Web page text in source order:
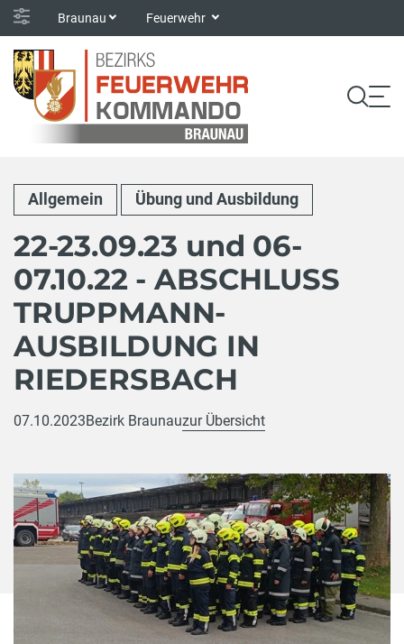
Braunau Feuerwehr
Allgemein Übung und Ausbildung
22-23.09.23 und 06-
07.10.22 - ABSCHLUSS
TRUPPMANN-
AUSBILDUNG IN
RIEDERSBACH
07.10.2023Bezirk Braunauzur Übersicht